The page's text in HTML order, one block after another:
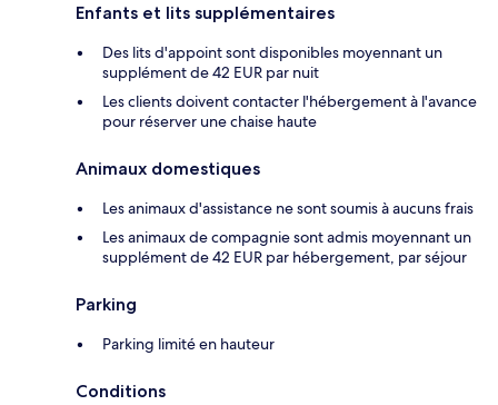
Enfants et lits supplémentaires
Des lits d'appoint sont disponibles moyennant un
supplément de 42 EUR par nuit
Les clients doivent contacter l'hébergement à l'avance
pour réserver une chaise haute
Animaux domestiques
Les animaux d'assistance ne sont soumis à aucuns frais
Les animaux de compagnie sont admis moyennant un
supplément de 42 EUR par hébergement, par séjour
Parking
Parking limité en hauteur
Conditions